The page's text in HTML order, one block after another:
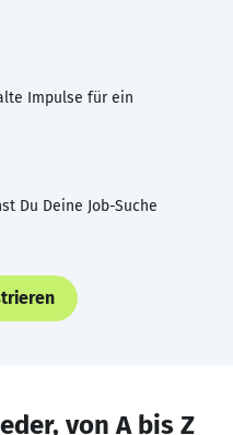
Impulse für ein
Du Deine Job-Suche
von A bis Z